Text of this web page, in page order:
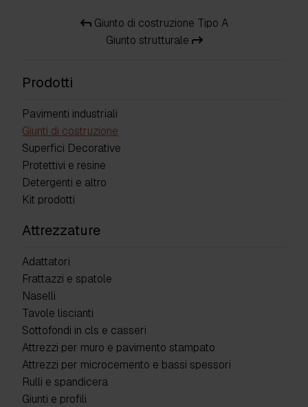
Giunto di costruzione Tipo A
Giunto strutturale
Prodotti
Pavimenti industriali
Giunti di costruzione
Superfici Decorative
Protettivi e resine
Detergenti e altro
Kit prodotti
Attrezzature
Adattatori
Frattazzi e spatole
Naselli
Tavole liscianti
Sottofondi in cls e casseri
Attrezzi per muro e pavimento stampato
Attrezzi per microcemento e bassi spessori
Rulli e spandicera
Giunti e profili